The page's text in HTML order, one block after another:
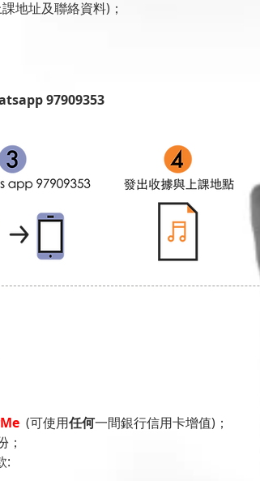
地址及聯絡資料)；
97909353
(可使用任何一間銀行信用卡增值)；
；
: